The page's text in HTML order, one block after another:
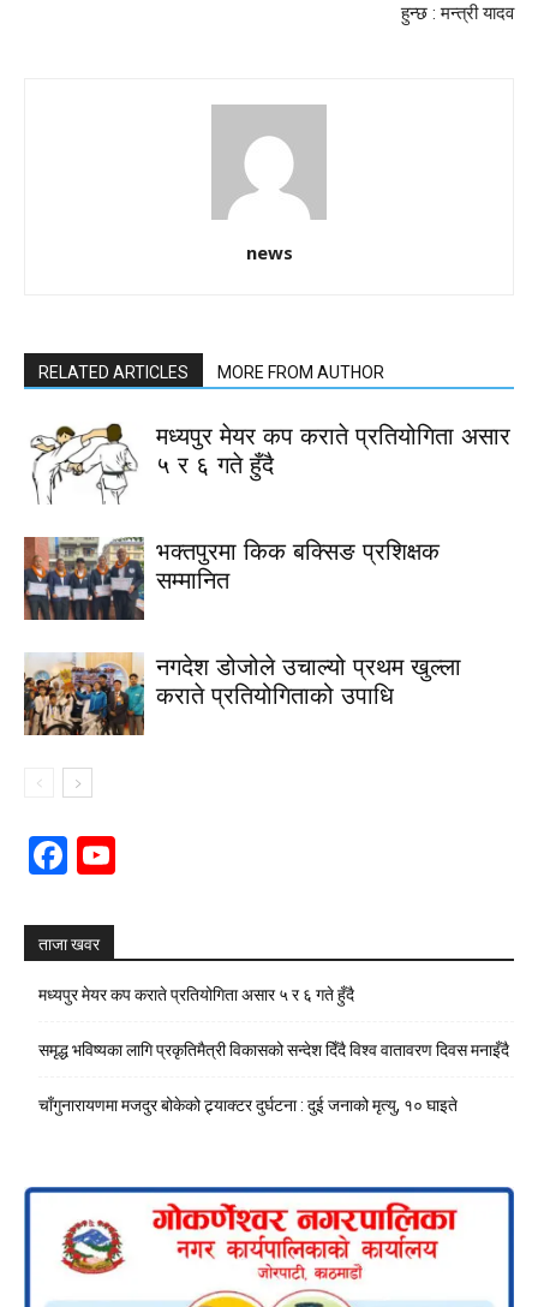
हुन्छ : मन्त्री यादव
news
RELATED ARTICLES MORE FROM AUTHOR
मध्यपुर मेयर कप कराते प्रतियोगिता असार
५ र ६ गते हुँदै
भक्तपुरमा किक बक्सिङ प्रशिक्षक
सम्मानित
नगदेश डोजोले उचाल्यो प्रथम खुल्ला
कराते प्रतियोगिताको उपाधि
Facebook
ताजा खवर
मध्यपुर मेयर कप कराते प्रतियोगिता असार ५ र ६ गते हुँदै
समृद्ध भविष्यका लागि प्रकृतिमैत्री विकासको सन्देश दिँदै विश्व वातावरण दिवस मनाइँदै
चाँगुनारायणमा मजदुर बोकेको ट्र्याक्टर दुर्घटना : दुई जनाको मृत्यु, १० घाइते